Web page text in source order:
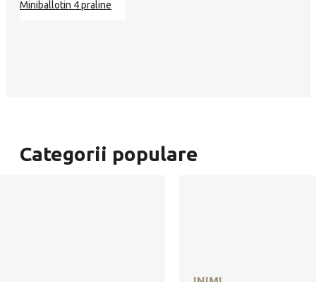
Miniballotin 4 praline
Categorii populare